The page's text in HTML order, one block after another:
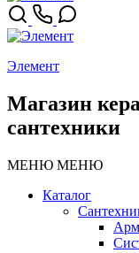
Элемент
Магазин
сантехники
МЕНЮ МЕНЮ
Каталог